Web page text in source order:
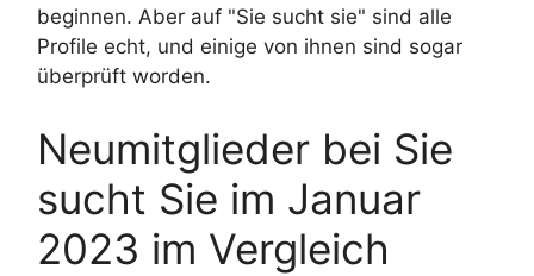
beginnen. Aber auf "Sie sucht sie" sind alle
Profile echt, und einige von ihnen sind sogar
überprüft worden.
Neumitglieder bei Sie
sucht Sie im Januar
2023 im Vergleich